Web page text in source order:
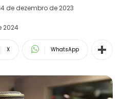
de dezembro de 2023
2024
X WhatsApp